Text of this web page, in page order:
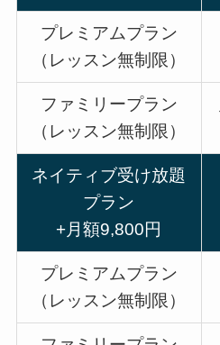
プレミアムプラン
（レッスン無制限）
ファミリープラン
（レッスン無制限）
ネイティブ受け放題
プラン
+月額9,800円
プレミアムプラン
（レッスン無制限）